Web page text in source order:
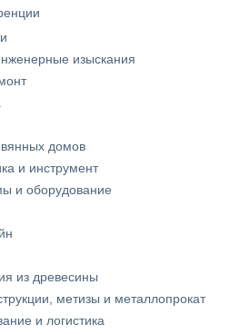
изыскания
домов
и инструмент
и оборудование
из древесины
метизы и металлопрокат
и логистика